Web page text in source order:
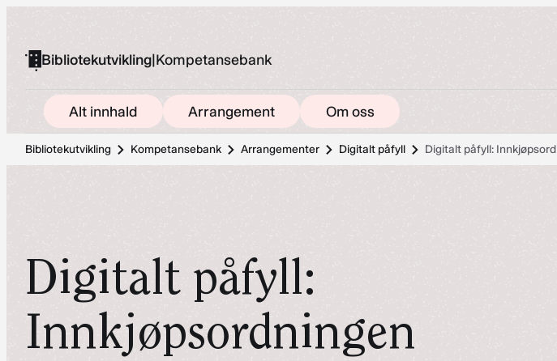
innholdBibliotekutvikling|Kompetansebank
Alt innhald Arrangement Om oss
Bibliotekutvikling Kompetansebank Arrangementer Digitalt påfyll Digitalt påfyll:
Digitalt påfyll:
Innkjøpsordningen